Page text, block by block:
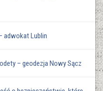
adwokat Lublin
– geodezja Nowy Sącz